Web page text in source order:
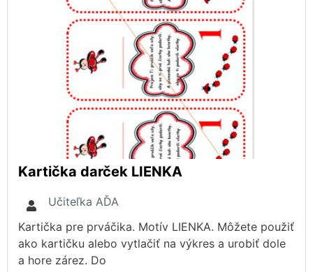
Kartička darček LIENKA
Učiteľka AĎA
Kartička pre prváčika. Motív LIENKA. Môžete použiť
ako kartičku alebo vytlačiť na výkres a urobiť dole
a hore zárez. Do